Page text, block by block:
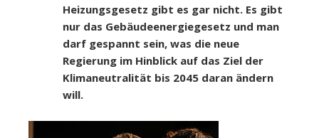
Heizungsgesetz gibt es gar nicht. Es gibt
nur das Gebäudeenergiegesetz und man
darf gespannt sein, was die neue
Regierung im Hinblick auf das Ziel der
Klimaneutralität bis 2045 daran ändern
will.